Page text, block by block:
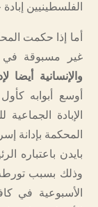
الفلسطينيين
أما إذا حكمت
غير مسبوقة في
والإنسانية أيضا
أوسع أبوابه
الإبادة
المحكمة بإدانة
بايدن باعتباره
وذلك بسبب تورطه
الأسبوعية في